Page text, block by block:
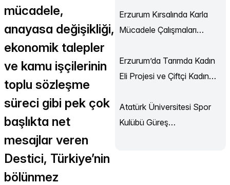
mücadele,
anayasa değişikliği,
ekonomik talepler
ve kamu işçilerinin
toplu sözleşme
süreci gibi pek çok
başlıkta net
mesajlar veren
Destici, Türkiye’nin
bölünmez
Erzurum Kırsalında Karla
Mücadele Çalışmaları
Erzurum’da Tarımda Kadın
Eli Projesi ve Çiftçi Kadın
Atatürk Üniversitesi Spor
Kulübü Güreş